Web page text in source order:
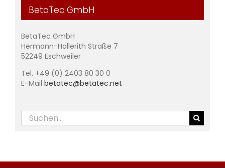
BetaTec GmbH
BetaTec GmbH
Hermann-Hollerith Straße 7
52249 Eschweiler
Tel. +49 (0) 2403 80 30 0
E-Mail betatec@betatec.net
Suche
nach: